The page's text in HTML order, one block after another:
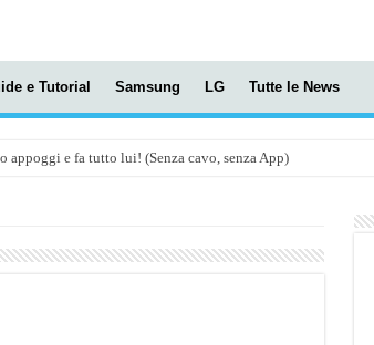
e Tutorial Samsung LG Tutte le News
appoggi e fa tutto lui! (Senza cavo, senza App)
efficace. Ecco come va in strada
Letour! – RECENSIONE
elettrica biammortizzata.